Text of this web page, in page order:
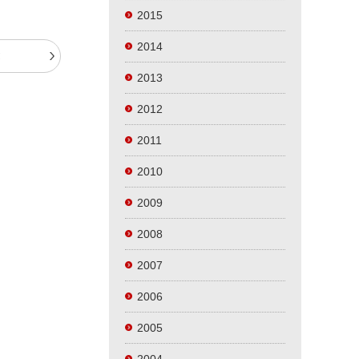
2015
2014
2013
2012
2011
2010
2009
2008
2007
2006
2005